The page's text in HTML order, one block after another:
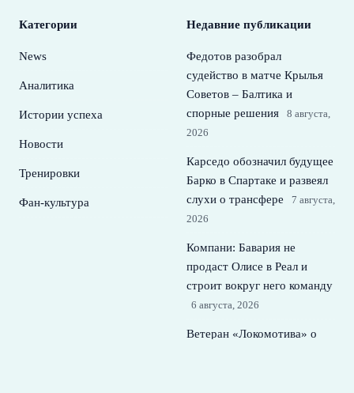
Категории
News
Аналитика
Истории успеха
Новости
Тренировки
Фан-культура
Недавние публикации
Федотов разобрал
судейство в матче Крылья
Советов – Балтика и
спорные решения
8 августа,
2026
Карседо обозначил будущее
Барко в Спартаке и развеял
слухи о трансфере
7 августа,
2026
Компани: Бавария не
продаст Олисе в Реал и
строит вокруг него команду
6 августа, 2026
Ветеран «Локомотива» о